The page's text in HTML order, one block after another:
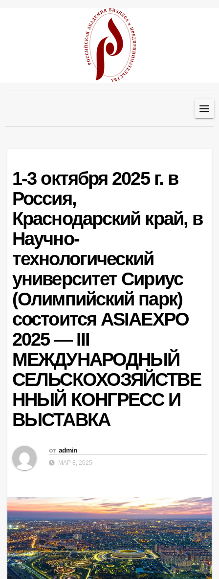
1-3 октября 2025 г. в
Россия,
Краснодарский край, в
Научно-
технологический
университет Сириус
(Олимпийский парк)
состоится ASIAEXPO
2025 — III
МЕЖДУНАРОДНЫЙ
СЕЛЬСКОХОЗЯЙСТВЕ
ННЫЙ КОНГРЕСС И
ВЫСТАВКА
от admin
МАР 8, 2025